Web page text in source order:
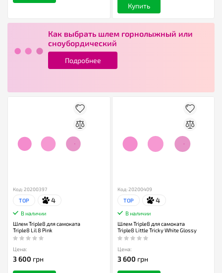
Купить
Как выбрать шлем горнолыжный или
сноубордический
Подробнее
Код: 20200397
TOP 4
В наличии
Шлем Triple8 для самоката
Triple8 Lil 8 Pink
Цена:
3 600 грн
Код: 20200409
TOP 4
В наличии
Шлем Triple8 для самоката
Triple8 Little Tricky White Glossy
Цена:
3 600 грн